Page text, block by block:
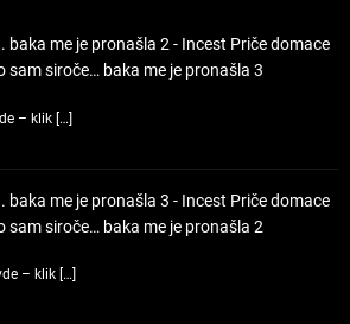
baka me je pronašla 2 - Incest Priče domace
sam siroče… baka me je pronašla 3
– klik […]
baka me je pronašla 3 - Incest Priče domace
sam siroče… baka me je pronašla 2
– klik […]